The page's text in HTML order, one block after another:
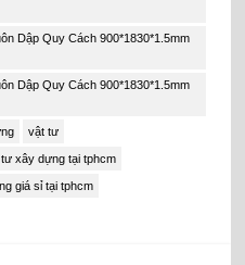
Dập Quy Cách 900*1830*1.5mm
Dập Quy Cách 900*1830*1.5mm
vật tư
xây dựng tại tphcm
giá sỉ tại tphcm